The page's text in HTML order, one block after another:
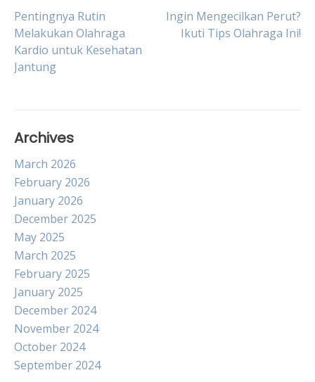
Post
navigation
Pentingnya Rutin
Melakukan Olahraga
Kardio untuk Kesehatan
Jantung
Ingin Mengecilkan Perut?
Ikuti Tips Olahraga Ini!
Archives
March 2026
February 2026
January 2026
December 2025
May 2025
March 2025
February 2025
January 2025
December 2024
November 2024
October 2024
September 2024